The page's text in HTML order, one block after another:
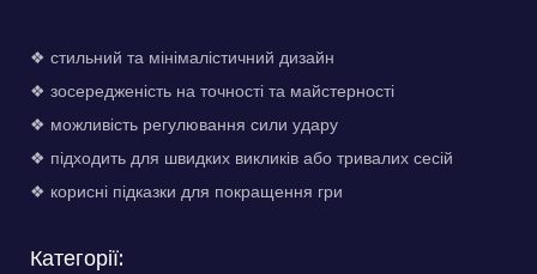
❖ стильний та мінімалістичний дизайн
❖ зосередженість на точності та майстерності
❖ можливість регулювання сили удару
❖ підходить для швидких викликів або тривалих сесій
❖ корисні підказки для покращення гри
Категорії: